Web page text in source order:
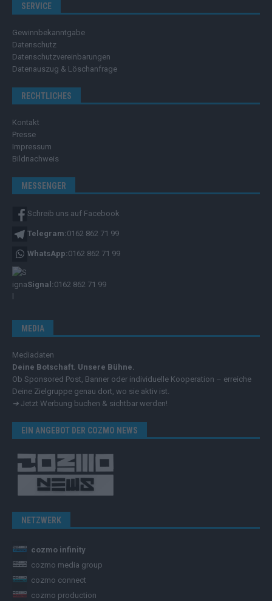
SERVICE
Gewinnbekanntgabe
Datenschutz
Datenschutzvereinbarungen
Datenauszug & Löschanfrage
RECHTLICHES
Kontakt
Presse
Impressum
Bildnachweis
MESSENGER
Schreib uns auf Facebook
Telegram:0162 862 71 99
WhatsApp:0162 862 71 99
Signal:0162 862 71 99
MEDIA
Mediadaten
Deine Botschaft. Unsere Bühne.
Ob Sponsored Post, Banner oder individuelle Kooperation – erreiche
Deine Zielgruppe genau dort, wo sie aktiv ist.
➔ Jetzt Werbung buchen & sichtbar werden!
EIN ANGEBOT DER COZMO NEWS
NETZWERK
cozmo infinity
cozmo media group
cozmo connect
cozmo production